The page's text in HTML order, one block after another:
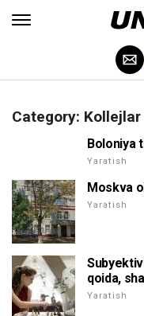
Category:
Boloniya
Yaratish
Moskva
Yaratish
qoida,
Yaratish